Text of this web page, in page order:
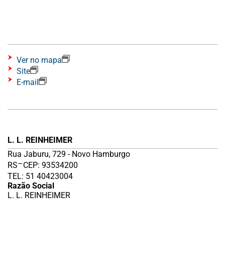
Ver no mapa
Site
E-mail
L. L. REINHEIMER
Rua Jaburu, 729 - Novo Hamburgo
RS–CEP: 93534200
TEL: 51 40423004
Razão Social
L. L. REINHEIMER